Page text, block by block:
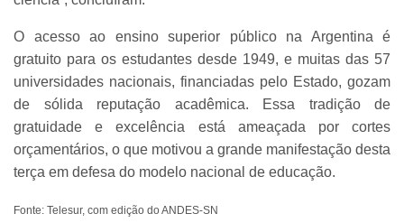
O acesso ao ensino superior público na Argentina é
gratuito para os estudantes desde 1949, e muitas das 57
universidades nacionais, financiadas pelo Estado, gozam
de sólida reputação acadêmica. Essa tradição de
gratuidade e excelência está ameaçada por cortes
orçamentários, o que motivou a grande manifestação desta
terça em defesa do modelo nacional de educação.
Fonte: Telesur, com edição do ANDES-SN